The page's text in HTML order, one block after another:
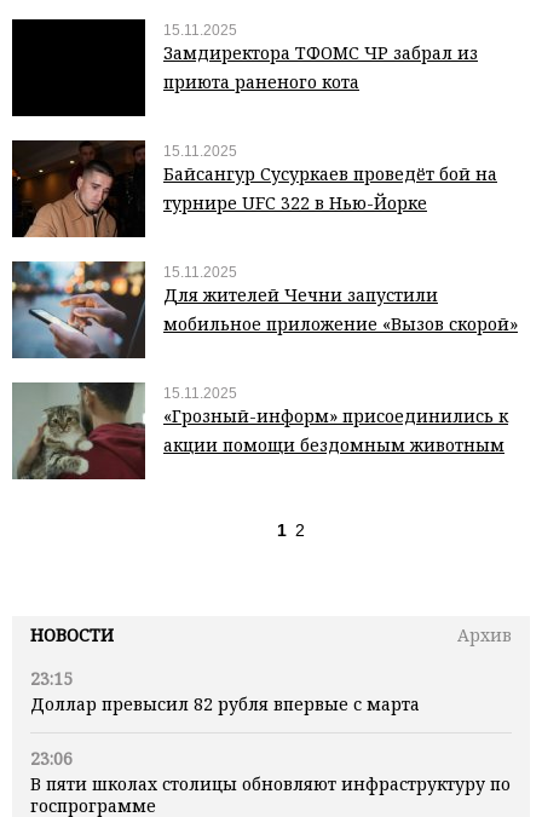
НОВОСТИ
Архив
23:15
Доллар превысил 82 рубля впервые с марта
23:06
В пяти школах столицы обновляют инфраструктуру по
госпрограмме
15.11.2025
Замдиректора ТФОМС ЧР забрал из
приюта раненого кота
15.11.2025
Байсангур Сусуркаев проведёт бой на
турнире UFC 322 в Нью-Йорке
15.11.2025
Для жителей Чечни запустили
мобильное приложение «Вызов скорой»
15.11.2025
«Грозный-информ» присоединились к
акции помощи бездомным животным
1 2